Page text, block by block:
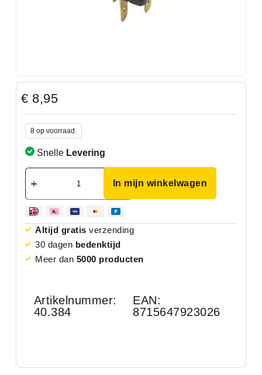
€ 8,95
8 op voorraad.
Snelle Levering
In mijn winkelwagen
Altijd gratis verzending
30 dagen bedenktijd
Meer dan 5000 producten
Artikelnummer:
40.384
EAN:
8715647923026